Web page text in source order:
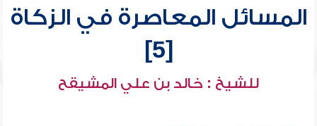
المسائل المعاصرة في الزكاة
[5]
للشيخ : خالد بن علي المشيقح